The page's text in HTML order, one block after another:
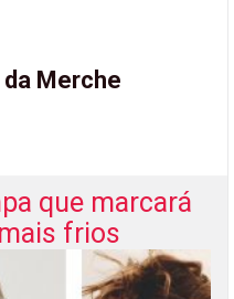
da Merche
que marcará
frios